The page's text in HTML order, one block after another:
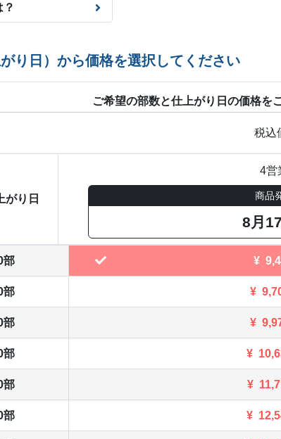
り日）から価格を選択してください
ご希望の部数と仕上がり日の価格を
税込
がり日
4営
商品
8月
部 ¥
部 ¥
部 ¥
部 ¥
部 ¥
部 ¥